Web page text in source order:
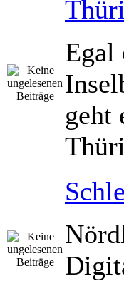
Egal
geht